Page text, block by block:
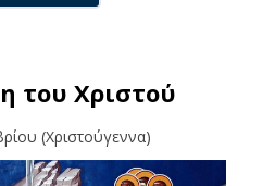
του Χριστού
(Χριστούγεννα)